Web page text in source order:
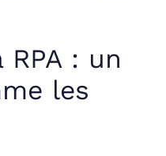
: un
les